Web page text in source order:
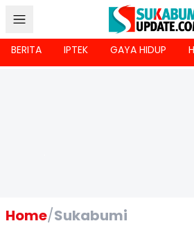
BERITA IPTEK GAYA HIDUP
Home/Sukabumi